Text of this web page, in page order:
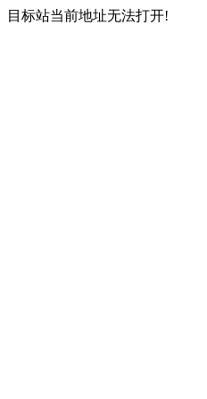
目标站当前地址无法打开!